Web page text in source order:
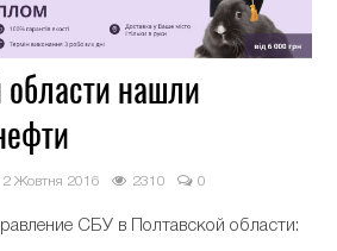
нашли
Жовтня 2016 2310 0
СБУ в Полтавской области: